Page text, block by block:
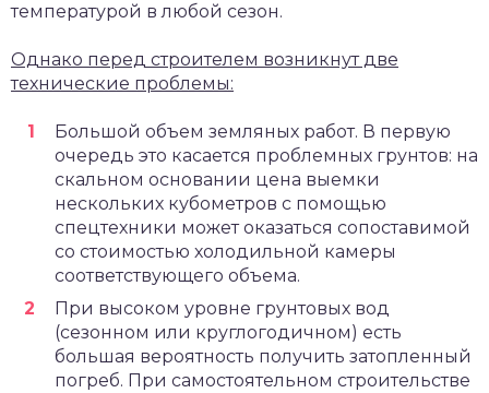
температурой в любой сезон.
Однако перед строителем возникнут две
технические проблемы:
Большой объем земляных работ. В первую
очередь это касается проблемных грунтов: на
скальном основании цена выемки
нескольких кубометров с помощью
спецтехники может оказаться сопоставимой
со стоимостью холодильной камеры
соответствующего объема.
При высоком уровне грунтовых вод
(сезонном или круглогодичном) есть
большая вероятность получить затопленный
погреб. При самостоятельном строительстве